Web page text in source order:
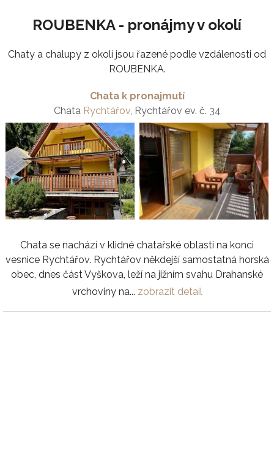
ROUBENKA - pronájmy v okolí
Chaty a chalupy z okolí jsou řazené podle vzdálenosti od
ROUBENKA.
Chata k pronajmutí
Chata Rychtářov, Rychtářov ev. č. 34
Chata se nachází v klidné chatařské oblasti na konci
vesnice Rychtářov. Rychtářov někdejší samostatná horská
obec, dnes část Vyškova, leží na jižním svahu Drahanské
vrchoviny na... zobrazit detail